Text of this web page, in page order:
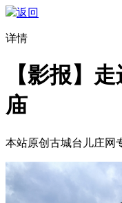
返回
详情
【影报】
庙
本站原创 古城台儿庄网